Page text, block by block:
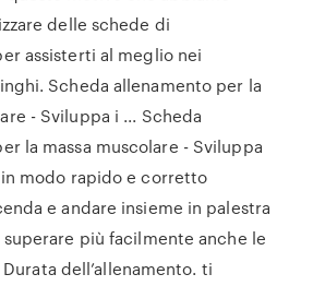
delle schede di
assisterti al meglio nei
Scheda allenamento per la
- Sviluppa i ... Scheda
la massa muscolare - Sviluppa
modo rapido e corretto
e andare insieme in palestra
più facilmente anche le
dell’allenamento. ti